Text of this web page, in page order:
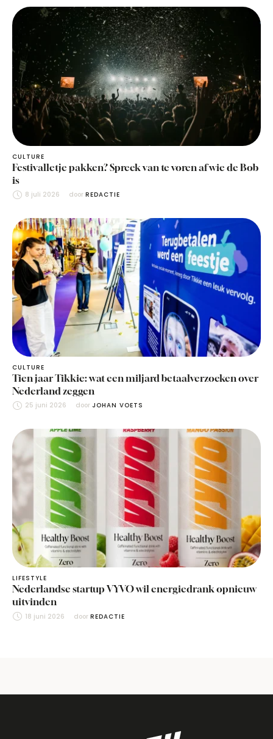
CULTURE
Festivalletje pakken? Spreek van te voren af wie de Bob
is
8 juli 2026 door REDACTIE
CULTURE
Tien jaar Tikkie: wat een miljard betaalverzoeken over
Nederland zeggen
25 juni 2026 door JOHAN VOETS
LIFESTYLE
Nederlandse startup VYVO wil energiedrank opnieuw
uitvinden
18 juni 2026 door REDACTIE